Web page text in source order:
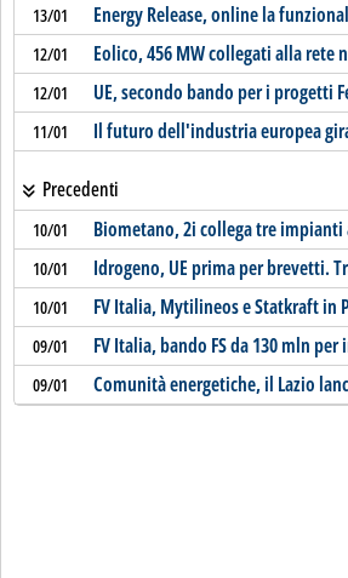
13/01 Energy Release, online la
12/01 Eolico, 456 MW collegati alla rete
12/01 UE, secondo bando per i progetti
11/01 Il futuro dell'industria europea
Precedenti
10/01 Biometano, 2i collega tre
10/01 Idrogeno, UE prima per brevetti.
10/01 FV Italia, Mytilineos e Statkraft in
09/01 FV Italia, bando FS da 130 mln
09/01 Comunità energetiche, il Lazio